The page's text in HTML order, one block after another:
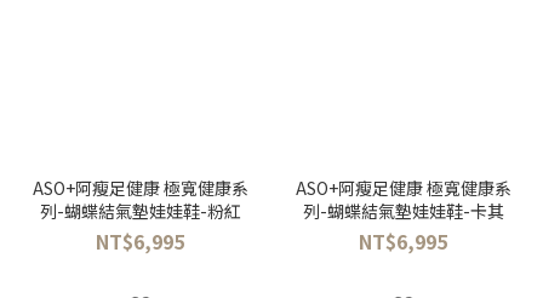
ASO+阿瘦足健康 極寬健康系
列-蝴蝶結氣墊娃娃鞋-粉紅
NT$6,995
ASO+阿瘦足健康 極寬健康系
列-蝴蝶結氣墊娃娃鞋-卡其
NT$6,995